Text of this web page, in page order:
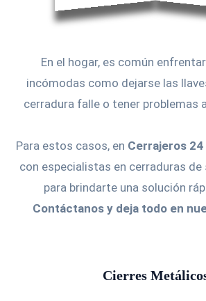
En el hogar, es común
incómodas como dejarse las
cerradura falle o tener problemas
Para estos casos, en Cerrajeros 24
con especialistas en cerraduras
para brindarte una solución
Contáctanos y deja todo en
Cierres